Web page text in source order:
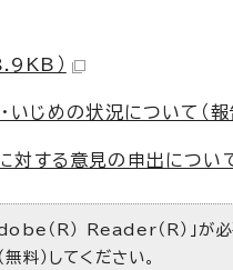
）
じめの状況について（
する意見の申出につい
（R） Reader（R）」が
料）してください。